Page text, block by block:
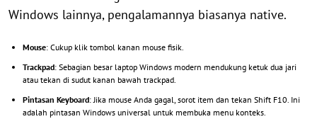
Windows lainnya, pengalamannya biasanya native.
Mouse: Cukup klik tombol kanan mouse fisik.
Trackpad: Sebagian besar laptop Windows modern mendukung ketuk dua jari
atau tekan di sudut kanan bawah trackpad.
Pintasan Keyboard: Jika mouse Anda gagal, sorot item dan tekan Shift F10. Ini
adalah pintasan Windows universal untuk membuka menu konteks.